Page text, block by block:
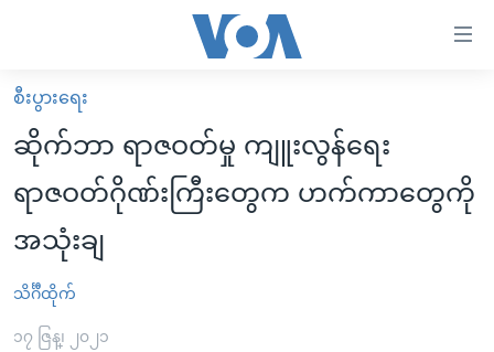
လွယ်ကူ
စေ
Link
များ
ပင်မ
အကြောင်းအရာ
မူလစာမျက်နှာ
မြန်မာ
ကမ္ဘာ့သတင်းများ
နိုင်ငံတကာ
ဗွီဒီယို
စီးပွားရေး
ဆိုက်ဘာ ရာဇဝတ်မှု ကျူးလွန်ရေး
ရာဇဝတ်ဂိုဏ်းကြီးတွေက ဟက်ကာတွေကို
အသုံးချ
သိင်္ဂီထိုက်
၁၇ ဇြန္၊ ၂၀၂၁